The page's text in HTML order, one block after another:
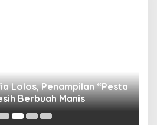
Lolos, Penampilan “Pesta
Berbuah Manis